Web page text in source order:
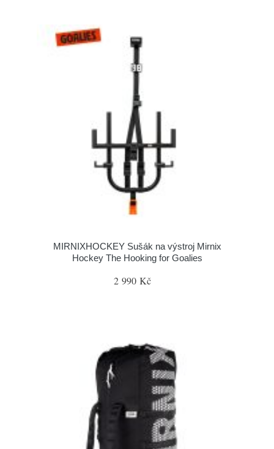
MIRNIXHOCKEY Sušák na výstroj Mirnix
Hockey The Hooking for Goalies
2 990 Kč